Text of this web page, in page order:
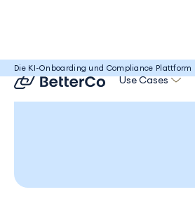
Use Cases
Die KI-Onboarding und Compliance Plattform
Help Center / Deine Organisation